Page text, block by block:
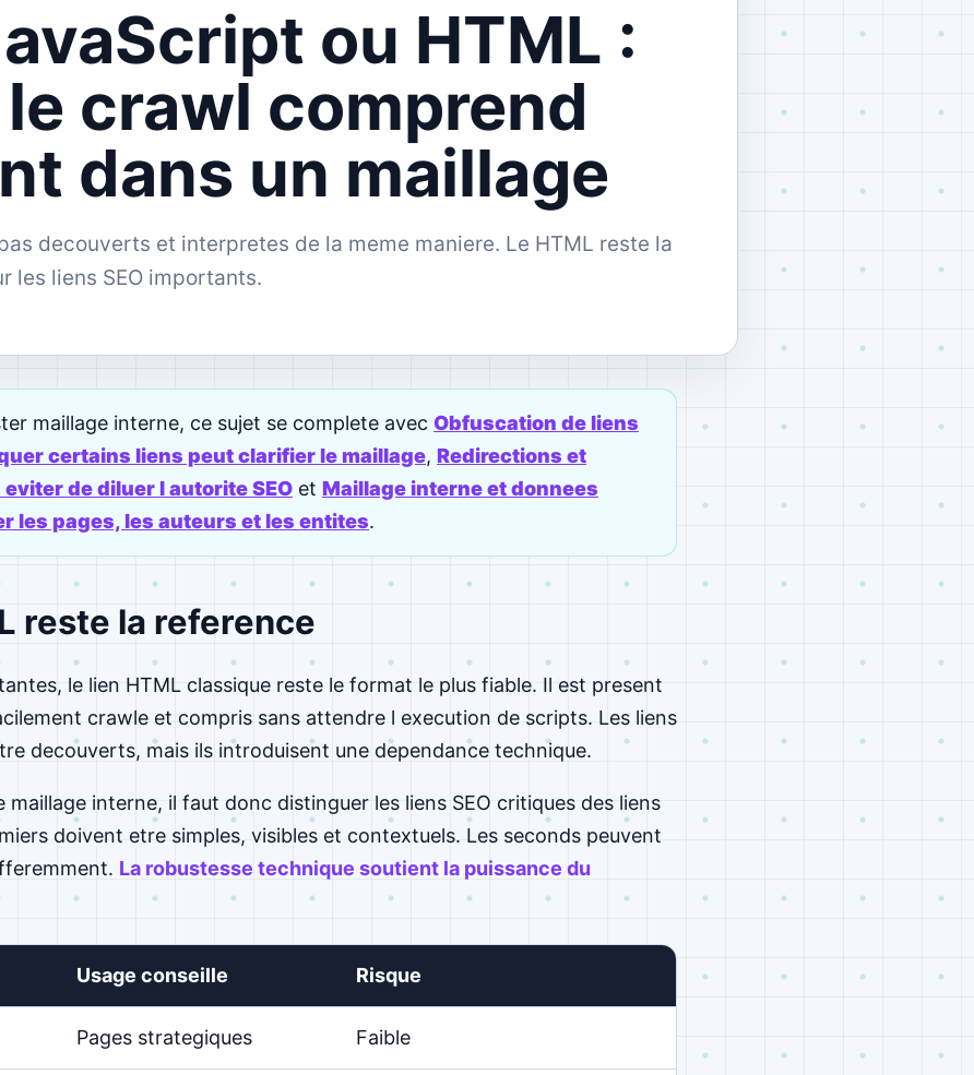
ou HTML :
crawl comprend
dans un maillage
decouverts et interpretes de la meme maniere. Le HTML reste la
les liens SEO importants.
maillage interne, ce sujet se complete avec Obfuscation de liens
certains liens peut clarifier le maillage, Redirections et
de diluer l autorite SEO et Maillage interne et donnees
les pages, les auteurs et les entites.
reste la reference
le lien HTML classique reste le format le plus fiable. Il est present
crawle et compris sans attendre l execution de scripts. Les liens
decouverts, mais ils introduisent une dependance technique.
maillage interne, il faut donc distinguer les liens SEO critiques des liens
doivent etre simples, visibles et contextuels. Les seconds peuvent
La robustesse technique soutient la puissance du
Usage conseille Risque
Pages strategiques Faible